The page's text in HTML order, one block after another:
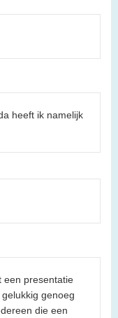
heeft ik namelijk
een presentatie
genoeg
die een